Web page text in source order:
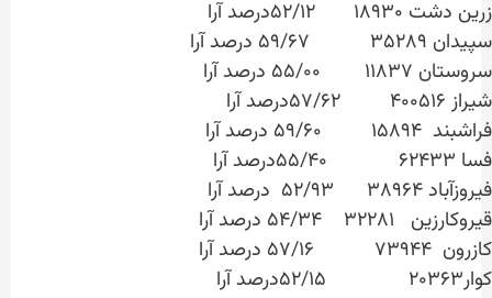
زرین دشت ۱۸۹۳۰ ۵۲/۱۲درصد آرا
سپیدان ۳۵۲۸۹ ۵۹/۶۷ درصد آرا
سروستان ۱۱۸۳۷ ۵۵/۰۰ درصد آرا
شیراز ۴۰۰۵۱۶ ۵۷/۶۲درصد آرا
فراشبند ۱۵۸۹۴ ۵۹/۶۰ درصد آرا
فسا ۶۲۴۳۳ ۵۵/۴۰درصد آرا
فیروزآباد ۳۸۹۶۴ ۵۲/۹۳ درصد آرا
قیروکارزین ۳۲۲۸۱ ۵۴/۳۴ درصد آرا
کازرون ۷۳۹۴۴ ۵۷/۱۶ درصد آرا
کوار۲۰۳۶۳ ۵۲/۱۵درصد آرا